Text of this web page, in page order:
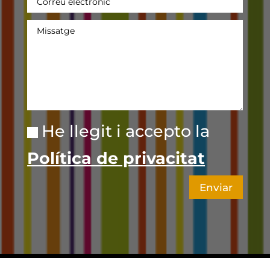
He llegit i accepto la
Política de privacitat
Enviar